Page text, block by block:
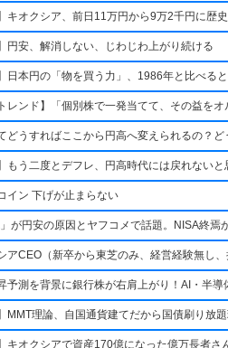
キオクシア、前日11万円から9万2千円に歴
円安、解消しない、じわじわ上がり続ける
日本円の「物を買う力」、1986年と比べる
トレンド】「個別株で一発当てて、その益を
どうすればここから円高へ変えられるの？ど
もう二度とデフレ、円高時代には戻れない
イン 下げが止まらない
」が円安の原因とヤフコメで話題。NISA終焉
アCEO（新卒から東芝のみ、経営経験無し
予測を背景に銀行株が右肩上がり！AI・半
】MMT理論、自国通貨建てだから国債刷り
】キオクシアで資産170億になった億万長者